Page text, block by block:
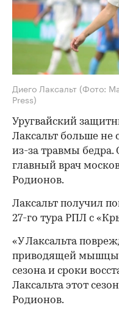
Диего Лаксальт (Фото:
Press)
Уругвайский
Лаксальт больше не
из-за травмы бедра.
главный врач
Родионов.
Лаксальт получил
27-го тура РПЛ с
«У Лаксальта
приводящей
сезона и сроки
Лаксальта этот
Родионов.